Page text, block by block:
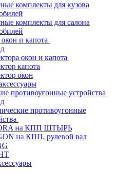
комплекты для кузова
комплекты для салона
и капота
окон и капота
капота
окон
противоугонные устройства
противоугонные
на КПП ШТЫРЬ
на КПП, рулевой вал